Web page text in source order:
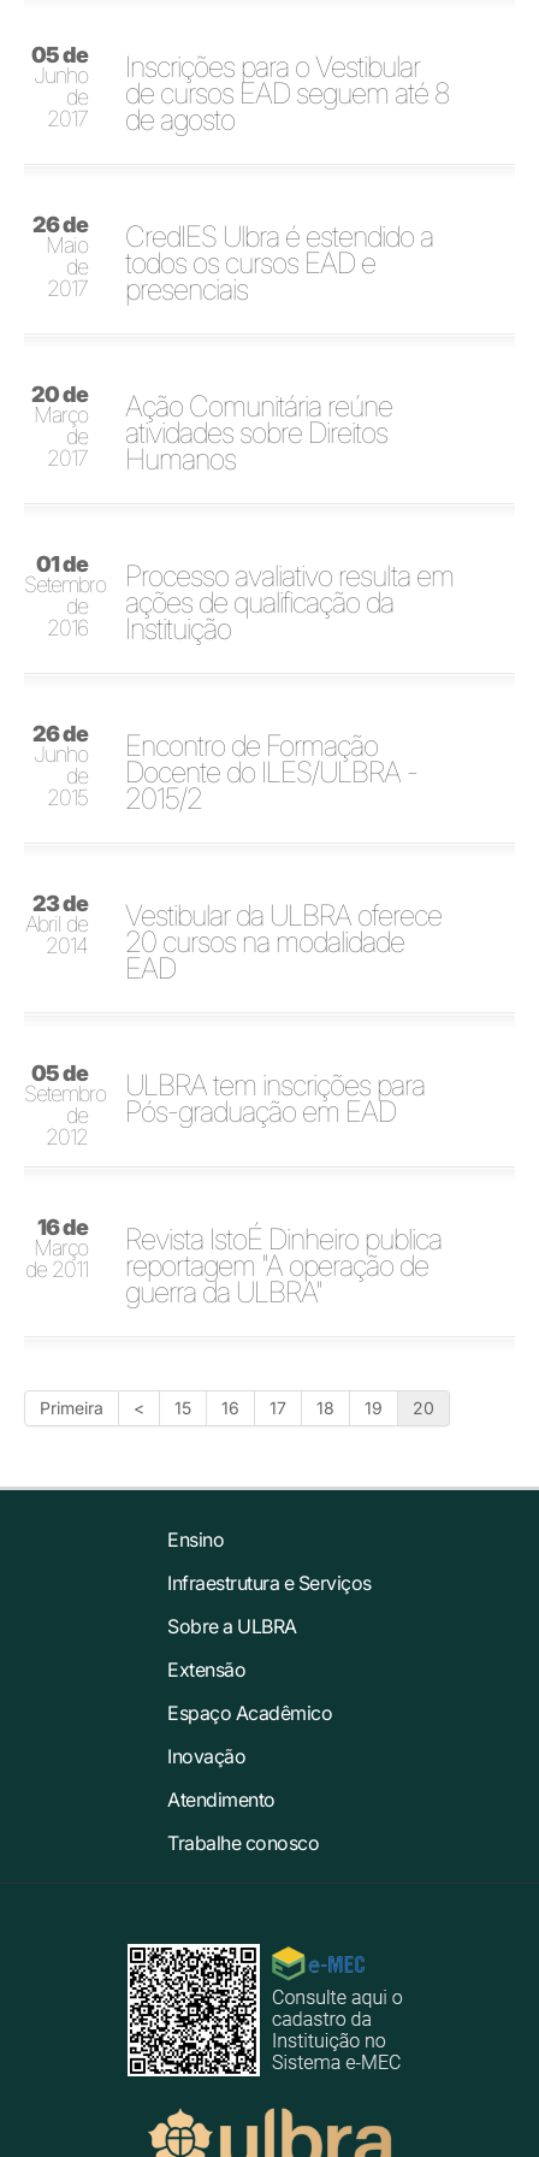
05 de
Junho
de
2017
Inscrições para o Vestibular
de cursos EAD seguem até 8
de agosto
26 de
Maio
de
2017
CredIES Ulbra é estendido a
todos os cursos EAD e
presenciais
20 de
Março
de
2017
Ação Comunitária reúne
atividades sobre Direitos
Humanos
01 de
Setembro
de
2016
Processo avaliativo resulta em
ações de qualificação da
Instituição
26 de
Junho
de
2015
Encontro de Formação
Docente do ILES/ULBRA -
2015/2
23 de
Abril de
2014
Vestibular da ULBRA oferece
20 cursos na modalidade
EAD
05 de
Setembro
de
2012
ULBRA tem inscrições para
Pós-graduação em EAD
16 de
Março
de 2011
Revista IstoÉ Dinheiro publica
reportagem "A operação de
guerra da ULBRA"
Primeira < 15 16 17 18 19 20
Ensino
Infraestrutura e Serviços
Sobre a ULBRA
Extensão
Espaço Acadêmico
Inovação
Atendimento
Trabalhe conosco